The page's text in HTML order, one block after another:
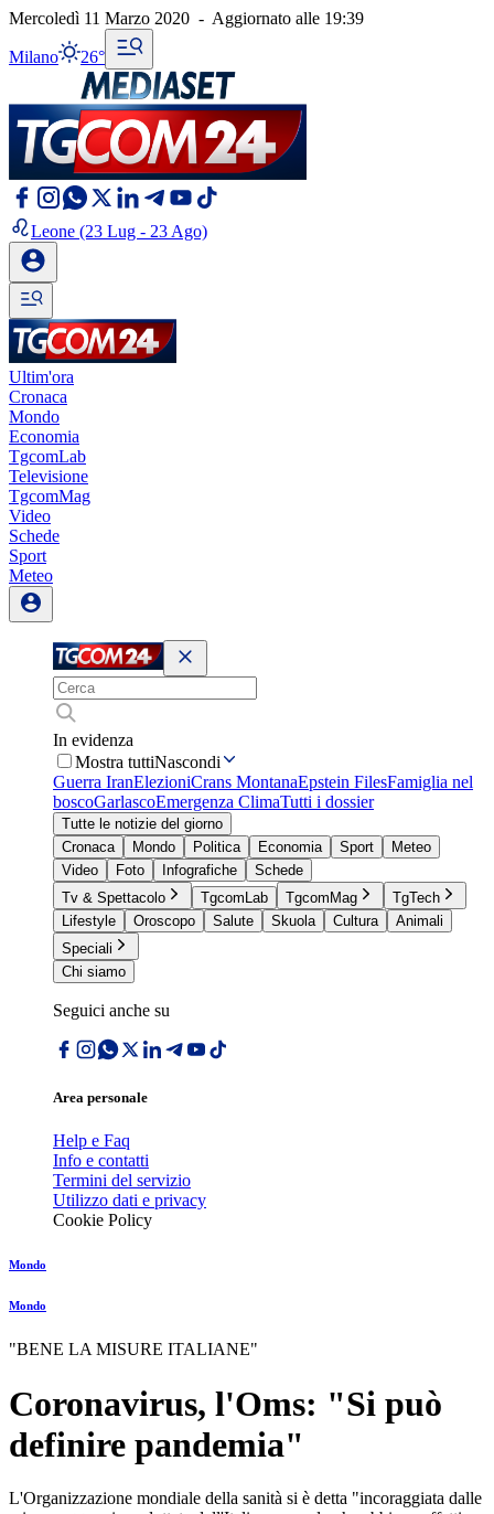
Mercoledì 11 Marzo 2020 - Aggiornato alle 19:39
Milano 26°
Leone (23 Lug - 23 Ago)
Ultim'ora
Cronaca
Mondo
Economia
TgcomLab
Televisione
TgcomMag
Video
Schede
Sport
Meteo
In evidenza
Mostra tuttiNascondi
Guerra IranElezioniCrans MontanaEpstein FilesFamiglia nel
boscoGarlascoEmergenza ClimaTutti i dossier
Tutte le notizie del giorno
Cronaca
Mondo Politica Economia Sport
Meteo
Video
Foto Infografiche
Schede
Tv & Spettacolo
TgcomLab TgcomMag
TgTech
Lifestyle
Oroscopo Salute Skuola Cultura
Animali
Speciali
Chi siamo
Seguici anche su
Area personale
Help e Faq
Info e contatti
Termini del servizio
Utilizzo dati e privacy
Cookie Policy
Mondo
Mondo
"BENE LA MISURE ITALIANE"
Coronavirus, l'Oms: "Si può
definire pandemia"
L'Organizzazione mondiale della sanità si è detta "incoraggiata dalle